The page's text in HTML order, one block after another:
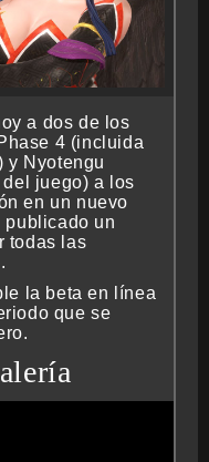
a dos de los
4 (incluida
y Nyotengu
juego) a los
en un nuevo
publicado un
todas las
la beta en línea
que se